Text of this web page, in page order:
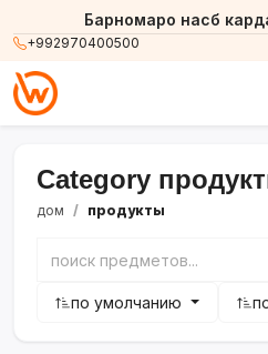
+992970400500
Барномаро насб
Category
дом продукты
по умолчанию